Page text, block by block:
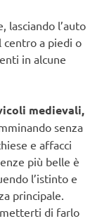
lasciando l’auto
centro a piedi o
in alcune
medievali,
senza
e affacci
più belle è
l’istinto e
principale.
di farlo